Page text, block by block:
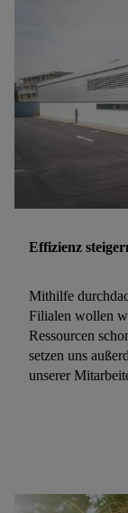
Effizienz
Mithilfe
Filialen wollen
Ressourcen
setzen uns
unserer